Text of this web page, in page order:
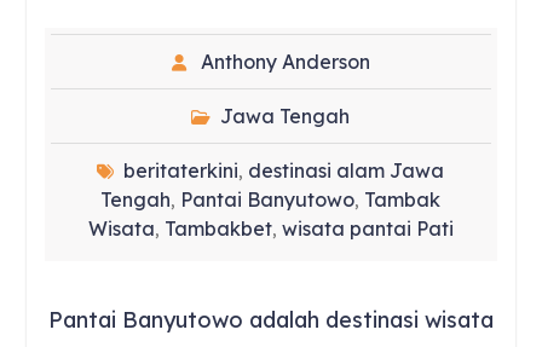
Anthony Anderson
Jawa Tengah
beritaterkini, destinasi alam Jawa
Tengah, Pantai Banyutowo, Tambak
Wisata, Tambakbet, wisata pantai Pati
Pantai Banyutowo adalah destinasi wisata